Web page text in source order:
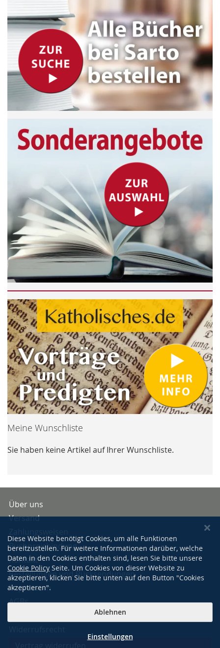
Meine Wunschliste
Sie haben keine Artikel auf Ihrer Wunschliste.
Über uns
Versand
Buchpreisbindung
Kontakt
Bestellungen und Rücksendungen
Impressum
AGBs
Diese Website benötigt Cookies, um alle Funktionen
bereitzustellen. Für weitere Informationen darüber, welche
Daten in den Cookies enthalten sind, lesen Sie bitte unsere
Cookie Policy Seite. Um Cookies von dieser Website zu
akzeptieren, klicken Sie bitte unten auf den Button "Cookies
akzeptieren".
Ablehnen
Einstellungen